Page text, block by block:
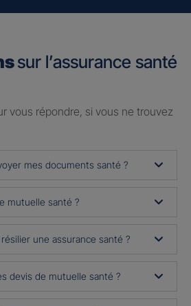
sur l’assurance santé
vous répondre, si vous ne trouvez
mes documents santé ?
mutuelle santé ?
une assurance santé ?
devis de mutuelle santé ?